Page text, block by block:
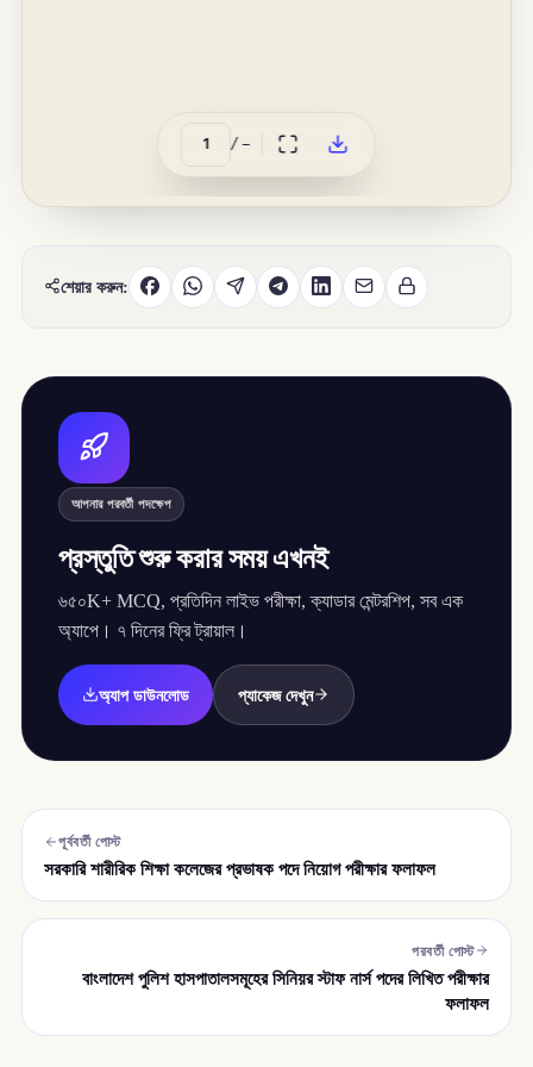
/–
শেয়ার করুন:
আপনার পরবর্তী পদক্ষেপ
প্রস্তুতি শুরু করার সময় এখনই
৬৫০K+ MCQ, প্রতিদিন লাইভ পরীক্ষা, ক্যাডার মেন্টরশিপ, সব এক
অ্যাপে। ৭ দিনের ফ্রি ট্রায়াল।
অ্যাপ ডাউনলোড প্যাকেজ দেখুন
পূর্ববর্তী পোস্ট
সরকারি শারীরিক শিক্ষা কলেজের প্রভাষক পদে নিয়োগ পরীক্ষার ফলাফল
পরবর্তী পোস্ট
বাংলাদেশ পুলিশ হাসপাতালসমূহের সিনিয়র স্টাফ নার্স পদের লিখিত পরীক্ষার
ফলাফল